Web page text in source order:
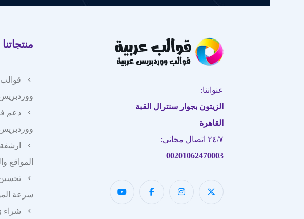
عنواننا:
الزيتون بجوار سنترال القبة
القاهرة
٢٤/٧ اتصال مجاني:
00201062470003
منتجاتنا
قوالب
دعم
ارشفة
المواقع
سرعة
شراء